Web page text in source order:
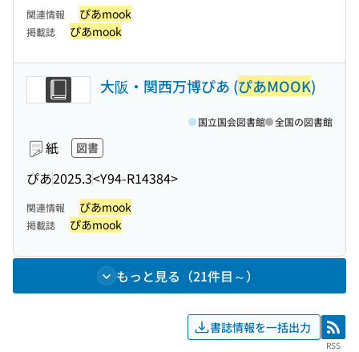
関連情報 ぴあmook
掲載誌 ぴあmook
大阪・関西万博ぴあ (ぴあMOOK)
紙 図書
ぴあ2025.3<Y94-R14384>
国立国会図書館 全国の図書館
関連情報 ぴあmook
掲載誌 ぴあmook
もっと見る（21件目～）
書誌情報を一括出力 RSS
RSS